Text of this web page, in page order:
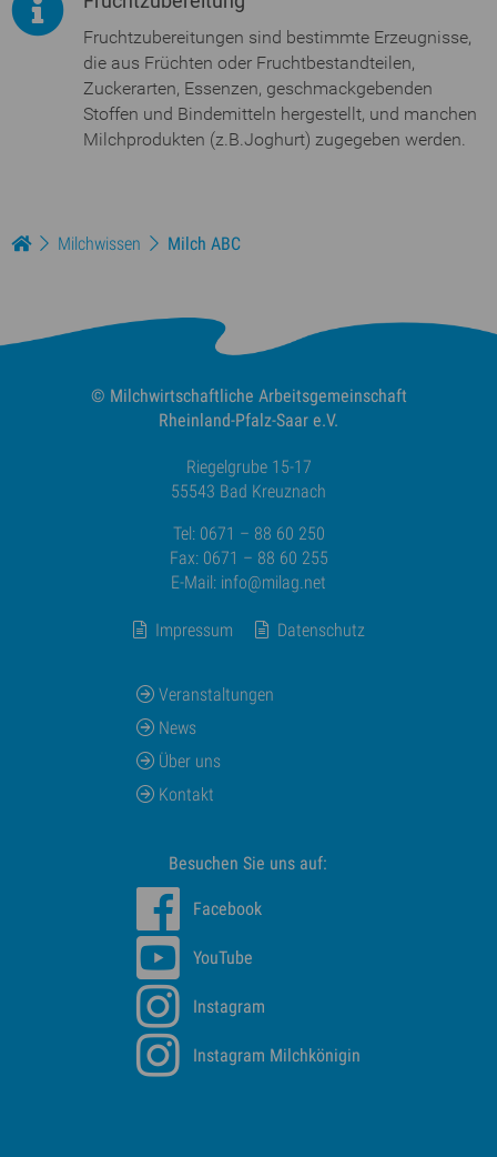
Fruchtzubereitungen sind bestimmte Erzeugnisse,
die aus Früchten oder Fruchtbestandteilen,
Zuckerarten, Essenzen, geschmackgebenden
Stoffen und Bindemitteln hergestellt, und manchen
Milchprodukten (z.B.Joghurt) zugegeben werden.
Milchwissen Milch ABC
© Milchwirtschaftliche Arbeitsgemeinschaft
Rheinland-Pfalz-Saar e.V.
Riegelgrube 15-17
55543 Bad Kreuznach
Tel: 0671 – 88 60 250
Fax: 0671 – 88 60 255
E-Mail: info@milag.net
Impressum Datenschutz
Veranstaltungen
News
Über uns
Kontakt
Besuchen Sie uns auf:
Facebook
YouTube
Instagram
Instagram Milchkönigin